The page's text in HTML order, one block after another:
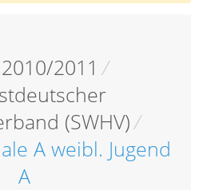
2011 /
(SWHV)/
A weibl. Jugend
A